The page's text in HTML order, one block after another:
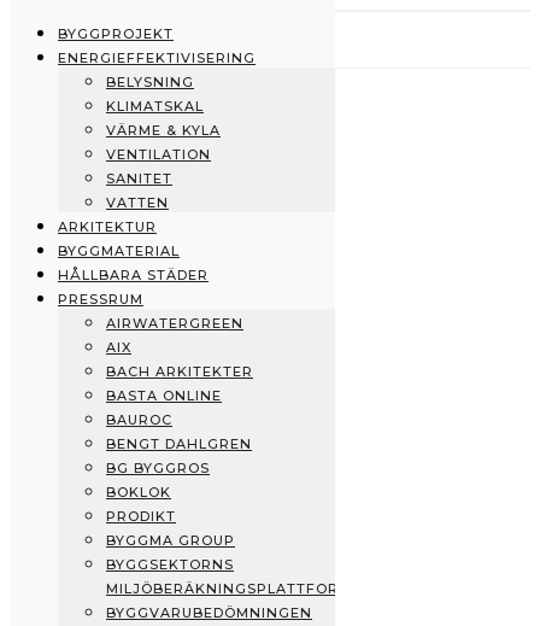
Byggprojekt
Energieffektivisering
Belysning
Klimatskal
Värme & Kyla
Ventilation
Sanitet
Vatten
Arkitektur
Byggmaterial
Hållbara städer
Pressrum
AirWaterGreen
AIX
Bach Arkitekter
BASTA Online
Bauroc
Bengt Dahlgren
BG Byggros
Boklok
Prodikt
Byggma Group
Byggsektorns Miljöberäkningsplattform
BYGGPROJEKT
ENERGIEFFEKTIVISERING
BELYSNING
KLIMATSKAL
VÄRME & KYLA
VENTILATION
SANITET
VATTEN
ARKITEKTUR
BYGGMATERIAL
HÅLLBARA STÄDER
PRESSRUM
AIRWATERGREEN
AIX
BACH ARKITEKTER
BASTA ONLINE
BAUROC
BENGT DAHLGREN
BG BYGGROS
BOKLOK
PRODIKT
BYGGMA GROUP
BYGGSEKTORNS
MILJÖBERÄKNINGSPLATTFORM
BYGGVARUBEDÖMNINGEN